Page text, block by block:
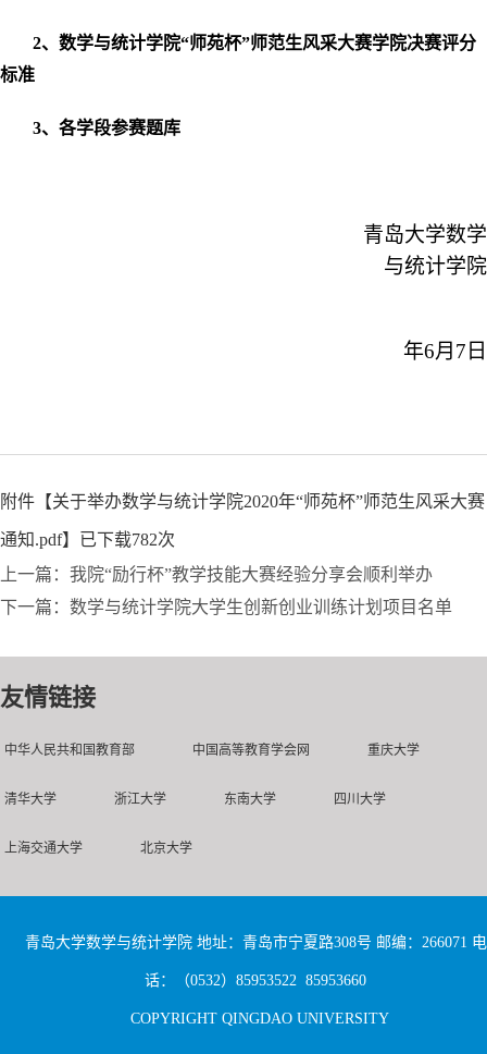
2、 数学与统计学院“师苑杯”师范生风采大赛学院决赛评分
标准
3、各学段参赛题库
青岛大学数学
与统计学院
年6月 7 日
附件【关于举办数学与统计学院2020年“师苑杯”师范生风采大赛
通知.pdf】已下载782次
上一篇：我院“励行杯”教学技能大赛经验分享会顺利举办
下一篇：数学与统计学院大学生创新创业训练计划项目名单
友情链接
中华人民共和国教育部 中国高等教育学会网 重庆大学
清华大学 浙江大学 东南大学 四川大学
上海交通大学 北京大学
青岛大学数学与统计学院 地址：青岛市宁夏路308号 邮编：266071 电
话：（0532）85953522 85953660
COPYRIGHT QINGDAO UNIVERSITY